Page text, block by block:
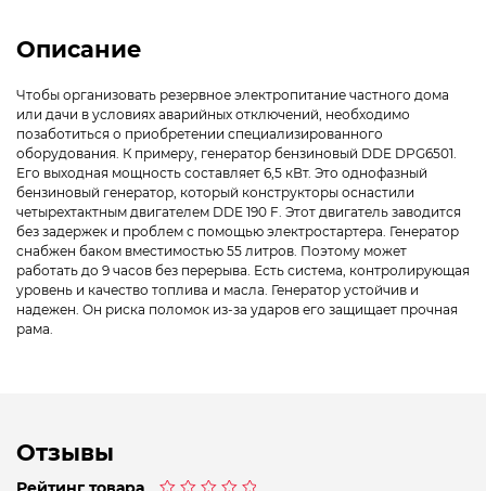
Описание
Чтобы организовать резервное электропитание частного дома
или дачи в условиях аварийных отключений, необходимо
позаботиться о приобретении специализированного
оборудования. К примеру, генератор бензиновый DDE DPG6501.
Его выходная мощность составляет 6,5 кВт. Это однофазный
бензиновый генератор, который конструкторы оснастили
четырехтактным двигателем DDE 190 F. Этот двигатель заводится
без задержек и проблем с помощью электростартера. Генератор
снабжен баком вместимостью 55 литров. Поэтому может
работать до 9 часов без перерыва. Есть система, контролирующая
уровень и качество топлива и масла. Генератор устойчив и
надежен. Он риска поломок из-за ударов его защищает прочная
рама.
Отзывы